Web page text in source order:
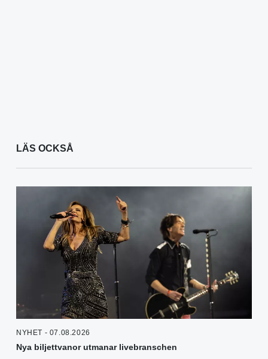
LÄS OCKSÅ
NYHET - 07.08.2026
Nya biljettvanor utmanar livebranschen